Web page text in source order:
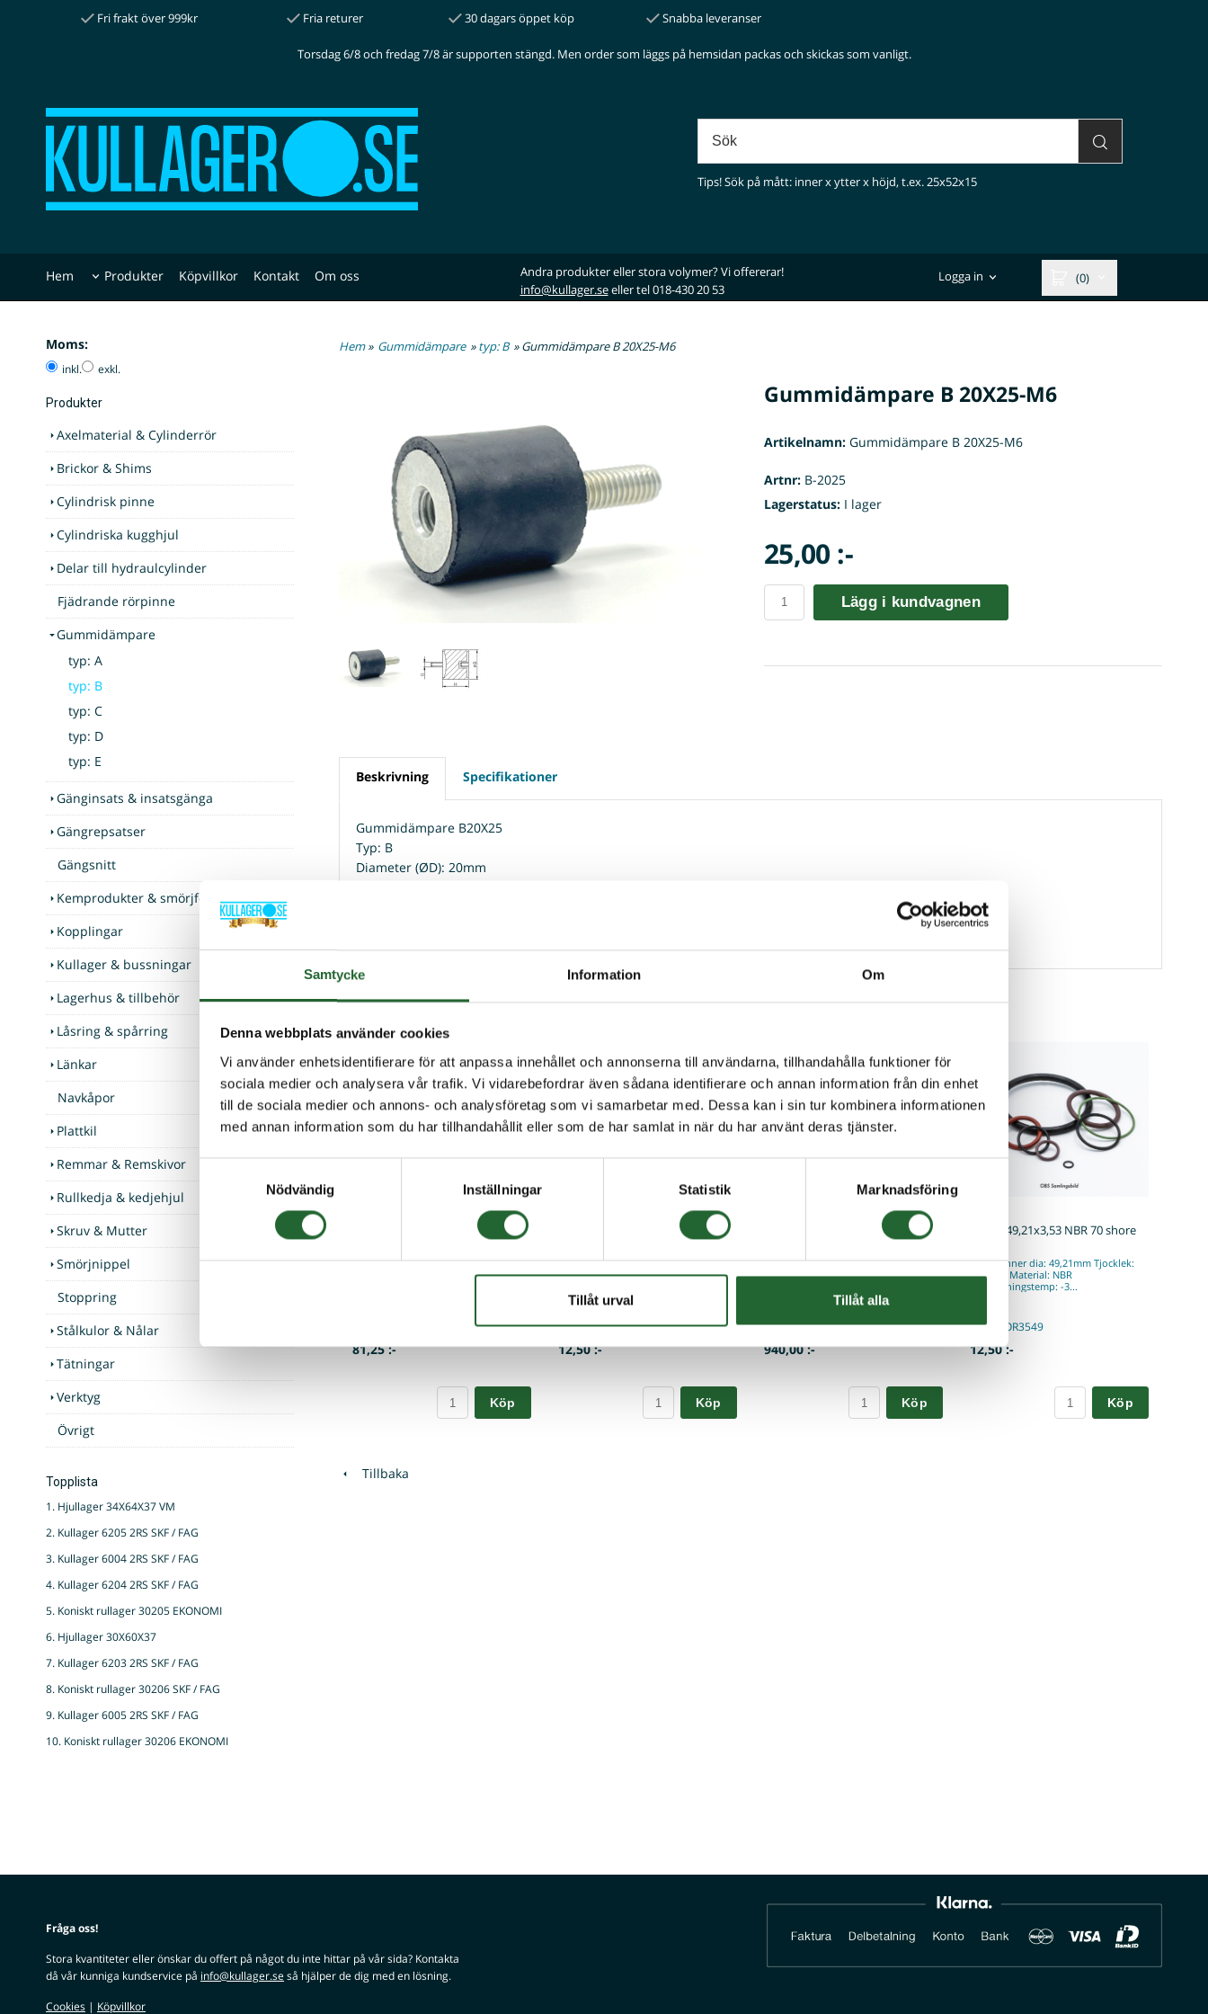
Samtycke Information Om
Denna webbplats använder cookies
Vi använder enhetsidentifierare för att anpassa innehållet och annonserna till användarna, tillhandahålla funktioner för
sociala medier och analysera vår trafik. Vi vidarebefordrar även sådana identifierare och annan information från din enhet
till de sociala medier och annons- och analysföretag som vi samarbetar med. Dessa kan i sin tur kombinera informationen
med annan information som du har tillhandahållit eller som de har samlat in när du har använt deras tjänster.
Nödvändig
Inställningar Statistik Marknadsföring
Tillåt urval Tillåt alla
Fri frakt över 999kr Fria returer 30 dagars öppet köp Snabba leveranser
Torsdag 6/8 och fredag 7/8 är supporten stängd. Men order som läggs på hemsidan packas och skickas som vanligt.
Tips! Sök på mått: inner x ytter x höjd, t.ex. 25x52x15
Hem Produkter Köpvillkor Kontakt Om oss
Andra produkter eller stora volymer? Vi offererar!
info@kullager.seeller tel 018-430 20 53
Logga in (0)
Moms:
inkl. exkl.
Produkter
Axelmaterial & Cylinderrör
Brickor & Shims
Cylindrisk pinne
Cylindriska kugghjul
Delar till hydraulcylinder
Fjädrande rörpinne
Gummidämpare
typ: A
typ: B
typ: C
typ: D
typ: E
Gänginsats & insatsgänga
Gängrepsatser
Gängsnitt
Kemprodukter & smörjfett
Kopplingar
Kullager & bussningar
Lagerhus & tillbehör
Låsring & spårring
Länkar
Navkåpor
Plattkil
Remmar & Remskivor
Rullkedja & kedjehjul
Skruv & Mutter
Smörjnippel
Stoppring
Stålkulor & Nålar
Tätningar
Verktyg
Övrigt
Topplista
1. Hjullager 34X64X37 VM
2. Kullager 6205 2RS SKF / FAG
3. Kullager 6004 2RS SKF / FAG
4. Kullager 6204 2RS SKF / FAG
5. Koniskt rullager 30205 EKONOMI
6. Hjullager 30X60X37
7. Kullager 6203 2RS SKF / FAG
8. Koniskt rullager 30206 SKF / FAG
9. Kullager 6005 2RS SKF / FAG
10. Koniskt rullager 30206 EKONOMI
Hem» Gummidämpare »typ: B » Gummidämpare B 20X25-M6
Gummidämpare B 20X25-M6
Artikelnamn:Gummidämpare B 20X25-M6
Artnr:B-2025
Lagerstatus:I lager
25,00 :-
Lägg i kundvagnen
Beskrivning Specifikationer
Gummidämpare B20X25
Typ: B
Diameter (ØD): 20mm
U-manschett 30x45x10 SIL
U-manschett, för invändig tätning mot
stång. Material: Polyurethan Max
81,25 :-
Köp
O-ring 23,81x2,62 NBR 70 shore
O-ring Inner dia: 23,81mm Tjocklek:
2,62mm Material: NBR
I lager
Art nr. OR2623,8
12,50 :-
Köp
Rullkedja 08B1 / 1/2" SIMPLEX
WITRA Rullkedja Säljes endast i
förpackning om 5 meterSimplex
Art nr. 08B1-5M
940,00 :-
Köp
O-ring 49,21x3,53 NBR 70 shore
O-ring Inner dia: 49,21mm Tjocklek:
3,53mm Material: NBR
Användningstemp: -3...
Art nr. OR3549
12,50 :-
Köp
Tillbaka
Fråga oss!
Stora kvantiteter eller önskar du offert på något du inte hittar på vår sida? Kontakta
då vår kunniga kundservice på info@kullager.seså hjälper de dig med en lösning.
Cookies | Köpvillkor